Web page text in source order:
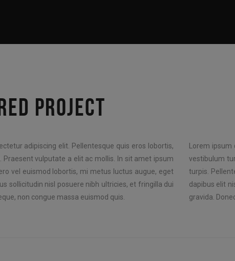
PROJECT
adipiscing elit. Pellentesque quis eros lobortis,
Praesent vulputate a elit ac mollis. In sit amet ipsum
vel euismod lobortis, mi metus luctus augue, eget
sollicitudin nisl posuere nibh ultricies, et fringilla dui
non congue massa euismod quis.
Lorem
vestibulum
turpis.
dapibus elit
gravida.